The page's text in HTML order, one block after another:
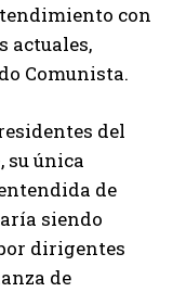
con
actuales,
Comunista.
del
su única
de
siendo
dirigentes
de